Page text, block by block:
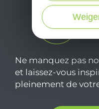
Ne manquez pas
et laissez-vous
pleinement de